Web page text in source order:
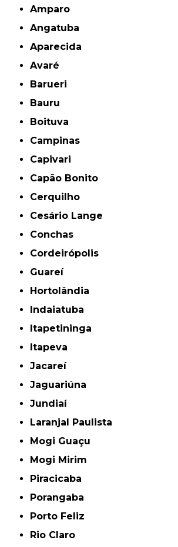
Amparo
Angatuba
Aparecida
Avaré
Barueri
Bauru
Boituva
Campinas
Capivari
Capão Bonito
Cerquilho
Cesário Lange
Conchas
Cordeirópolis
Guareí
Hortolândia
Indaiatuba
Itapetininga
Itapeva
Jacareí
Jaguariúna
Jundiaí
Laranjal Paulista
Mogi Guaçu
Mogi Mirim
Piracicaba
Porangaba
Porto Feliz
Rio Claro